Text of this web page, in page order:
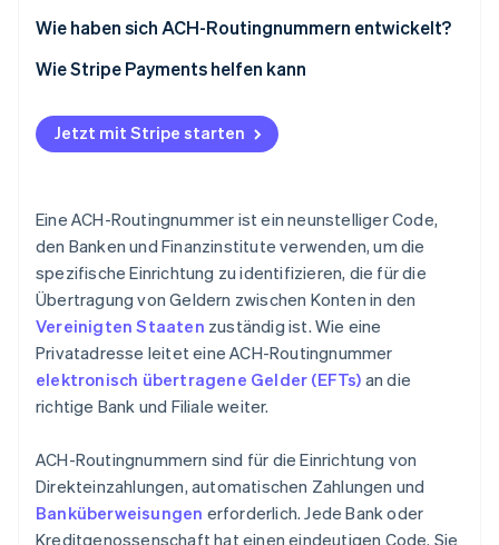
Wie haben sich ACH-Routingnummern entwickelt?
Wie Stripe Payments helfen kann
Jetzt mit Stripe starten
Eine ACH-Routingnummer ist ein neunstelliger Code,
den Banken und Finanzinstitute verwenden, um die
spezifische Einrichtung zu identifizieren, die für die
Übertragung von Geldern zwischen Konten in den
Vereinigten Staaten zuständig ist. Wie eine
Privatadresse leitet eine ACH-Routingnummer
elektronisch übertragene Gelder (EFTs) an die
richtige Bank und Filiale weiter.
ACH-Routingnummern sind für die Einrichtung von
Direkteinzahlungen, automatischen Zahlungen und
Banküberweisungen erforderlich. Jede Bank oder
Kreditgenossenschaft hat einen eindeutigen Code. Sie